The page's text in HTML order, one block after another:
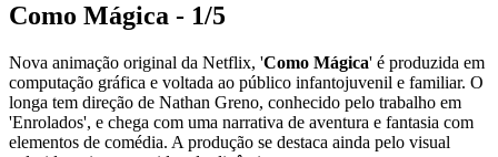
Como Mágica - 1/5
Nova animação original da Netflix, 'Como Mágica' é produzida em
computação gráfica e voltada ao público infantojuvenil e familiar. O
longa tem direção de Nathan Greno, conhecido pelo trabalho em
'Enrolados', e chega com uma narrativa de aventura e fantasia com
elementos de comédia. A produção se destaca ainda pelo visual